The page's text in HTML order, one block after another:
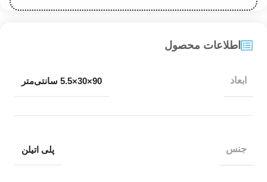
اطلاعات محصول
ابعاد 90×30×5.5 سانتی‌متر
جنس پلی اتیلن